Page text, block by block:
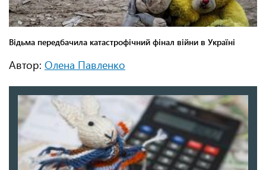
Автор: Олена Павленко